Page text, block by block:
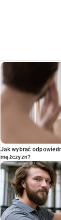
POPULARNE
Jak wybrać
mężczyzn?